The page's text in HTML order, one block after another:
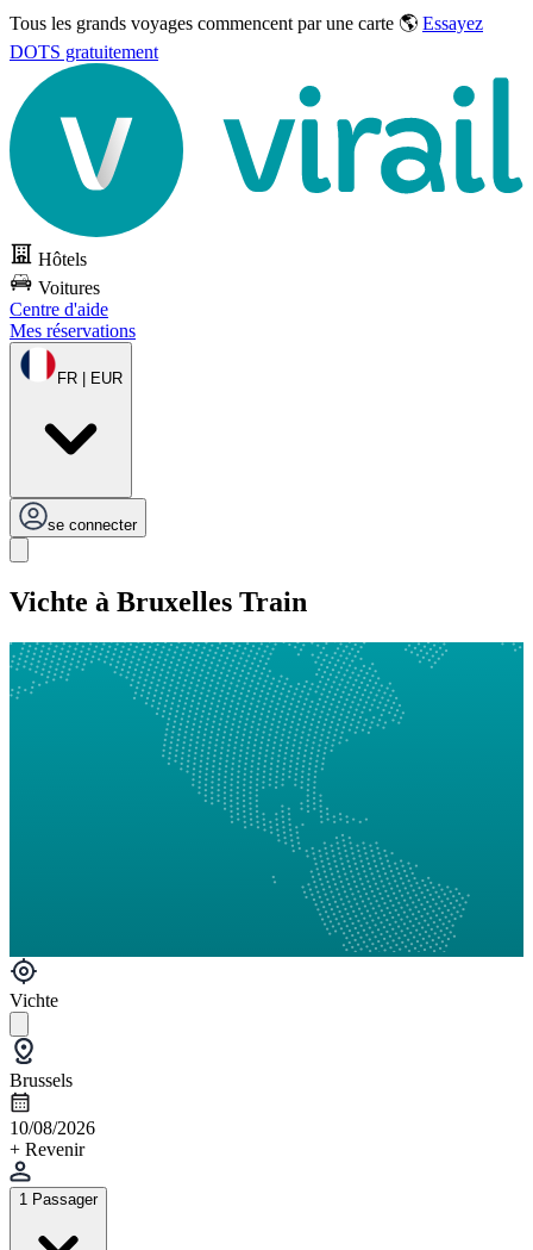
Tous les grands voyages commencent par une carte 🌎 Essayez
DOTS gratuitement
Hôtels
Voitures
Centre d'aide
Mes réservations
FR | EUR
se connecter
Vichte à Bruxelles Train
Vichte
Brussels
10/08/2026
+ Revenir
1 Passager